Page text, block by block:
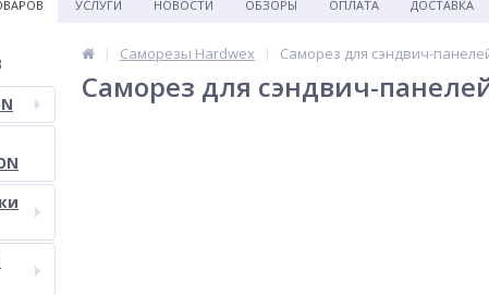
УСЛУГИ НОВОСТИ ОБЗОРЫ ОПЛАТА ДОСТАВКА
Саморезы Hardwex Саморез для сэндвич-
Саморез для сэндвич-